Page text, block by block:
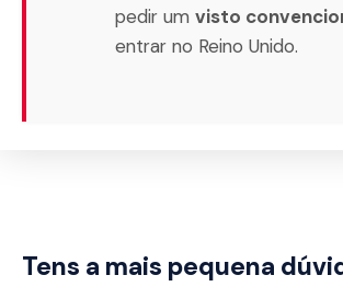
pedir um visto
entrar no Reino Unido.
Tens a mais pequena